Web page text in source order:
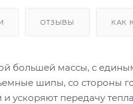
ОТЗЫВЫ КАК
большей массы, с
шипы, со стороны
ускоряют передачу